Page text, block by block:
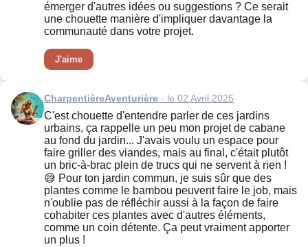
émerger d'autres idées ou suggestions ? Ce serait
une chouette manière d'impliquer davantage la
communauté dans votre projet.
J'aime
CharpentièreAventurière - le 02 Avril 2025
C'est chouette d'entendre parler de ces jardins
urbains, ça rappelle un peu mon projet de cabane
au fond du jardin... J'avais voulu un espace pour
faire griller des viandes, mais au final, c'était plutôt
un bric-à-brac plein de trucs qui ne servent à rien !
😅 Pour ton jardin commun, je suis sûr que des
plantes comme le bambou peuvent faire le job, mais
n'oublie pas de réfléchir aussi à la façon de faire
cohabiter ces plantes avec d'autres éléments,
comme un coin détente. Ça peut vraiment apporter
un plus !